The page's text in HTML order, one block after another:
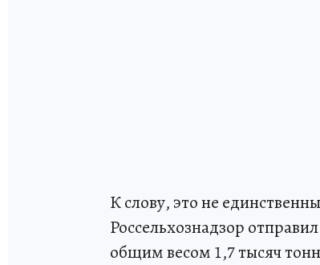
К слову, это не
Россельхознадзор
общим весом 1,7 тысяч